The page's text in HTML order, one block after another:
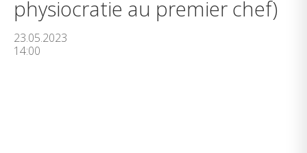
physiocratie au premier chef)
23.05.2023
14:00